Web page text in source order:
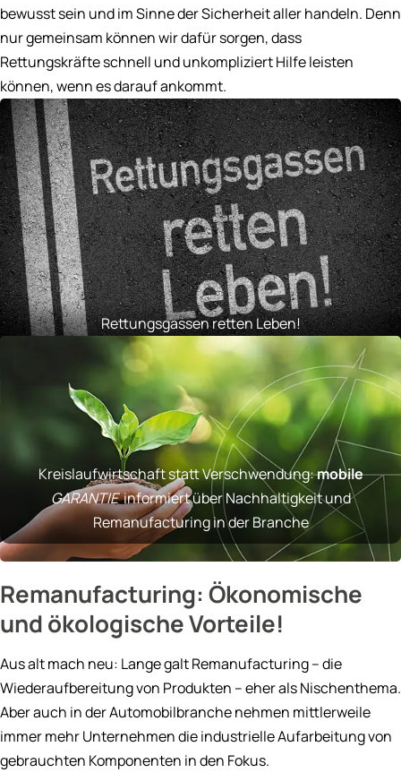
bewusst sein und im Sinne der Sicherheit aller handeln. Denn
nur gemeinsam können wir dafür sorgen, dass
Rettungskräfte schnell und unkompliziert Hilfe leisten
können, wenn es darauf ankommt.
Rettungsgassen retten Leben!
Kreislaufwirtschaft statt Verschwendung:mobile
GARANTIEinformiert über Nachhaltigkeit und
Remanufacturing in der Branche
Remanufacturing: Ökonomische
und ökologische Vorteile!
Aus alt mach neu: Lange galt Remanufacturing – die
Wiederaufbereitung von Produkten – eher als Nischenthema.
Aber auch in der Automobilbranche nehmen mittlerweile
immer mehr Unternehmen die industrielle Aufarbeitung von
gebrauchten Komponenten in den Fokus.